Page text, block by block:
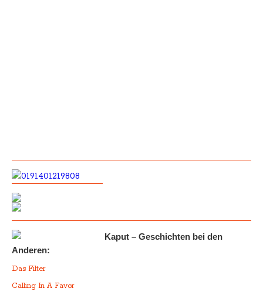
Kaput – Geschichten bei den
Anderen:
Das Filter
Calling In A Favor